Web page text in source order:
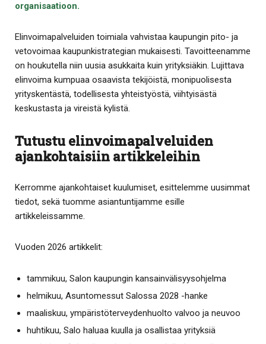
organisaatioon.
Elinvoimapalveluiden toimiala vahvistaa kaupungin pito- ja
vetovoimaa kaupunkistrategian mukaisesti. Tavoitteenamme
on houkutella niin uusia asukkaita kuin yrityksiäkin. Lujittava
elinvoima kumpuaa osaavista tekijöistä, monipuolisesta
yrityskentästä, todellisesta yhteistyöstä, viihtyisästä
keskustasta ja vireistä kylistä.
Tutustu elinvoimapalveluiden
ajankohtaisiin artikkeleihin
Kerromme ajankohtaiset kuulumiset, esittelemme uusimmat
tiedot, sekä tuomme asiantuntijamme esille
artikkeleissamme.
Vuoden 2026 artikkelit:
tammikuu, Salon kaupungin kansainvälisyysohjelma
helmikuu, Asuntomessut Salossa 2028 -hanke
maaliskuu, ympäristöterveydenhuolto valvoo ja neuvoo
huhtikuu, Salo haluaa kuulla ja osallistaa yrityksiä